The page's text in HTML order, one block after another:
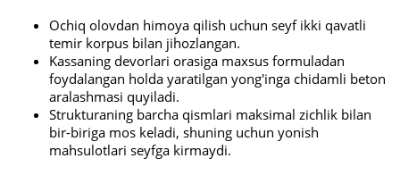
Ochiq olovdan himoya qilish uchun seyf ikki qavatli
temir korpus bilan jihozlangan.
Kassaning devorlari orasiga maxsus formuladan
foydalangan holda yaratilgan yong'inga chidamli beton
aralashmasi quyiladi.
Strukturaning barcha qismlari maksimal zichlik bilan
bir-biriga mos keladi, shuning uchun yonish
mahsulotlari seyfga kirmaydi.